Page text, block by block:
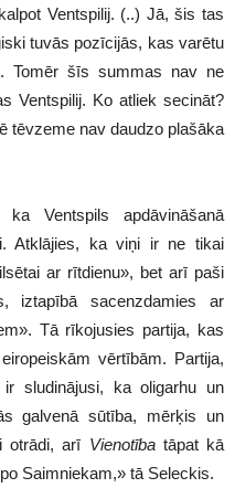
Ventspilij. (..) Jā, šis tas
tuvās pozīcijās, kas varētu
Tomēr šīs summas nav ne
Ventspilij. Ko atliek secināt?
tēvzeme nav daudzo plašāka
Ventspils apdāvināšanā
Atklājies, ka viņi ir ne tikai
ar rītdienu», bet arī paši
iztapībā sacenzdamies ar
Tā rīkojusies partija, kas
vērtībām. Partija,
sludinājusi, ka oligarhu un
galvenā sūtība, mērķis un
otrādi, arī Vienotībatāpat kā
Saimniekam,» tā Seleckis.